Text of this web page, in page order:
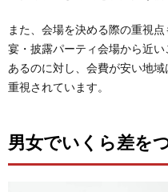
また、会場を決める際の重視
宴・披露パーティ会場から近
あるのに対し、会費が安い地
重視されています。
男女でいくら差を